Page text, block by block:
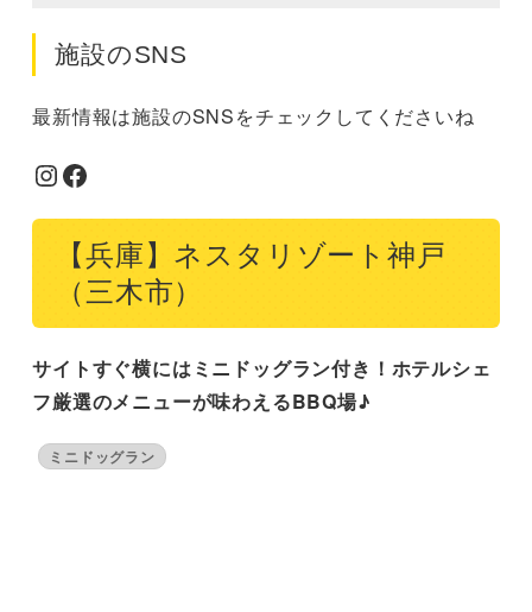
施設のSNS
最新情報は施設のSNSをチェックしてくださいね
Instagram
Facebook
【兵庫】ネスタリゾート神戸
（三木市）
サイトすぐ横にはミニドッグラン付き！ホテルシェ
フ厳選のメニューが味わえるBBQ場♪
ミニドッグラン